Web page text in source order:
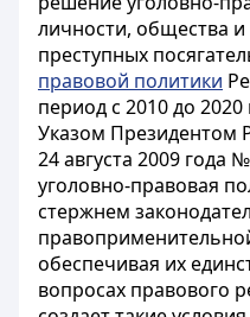
личности, общества и
преступных
правовой политики
период с 2010 до
Указом Президентом
24 августа 2009 года
уголовно-правовая
стержнем
обеспечивая их
вопросах правового